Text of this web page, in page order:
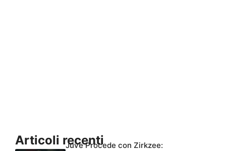
Articoli recentiJuve Procede con Zirkzee: